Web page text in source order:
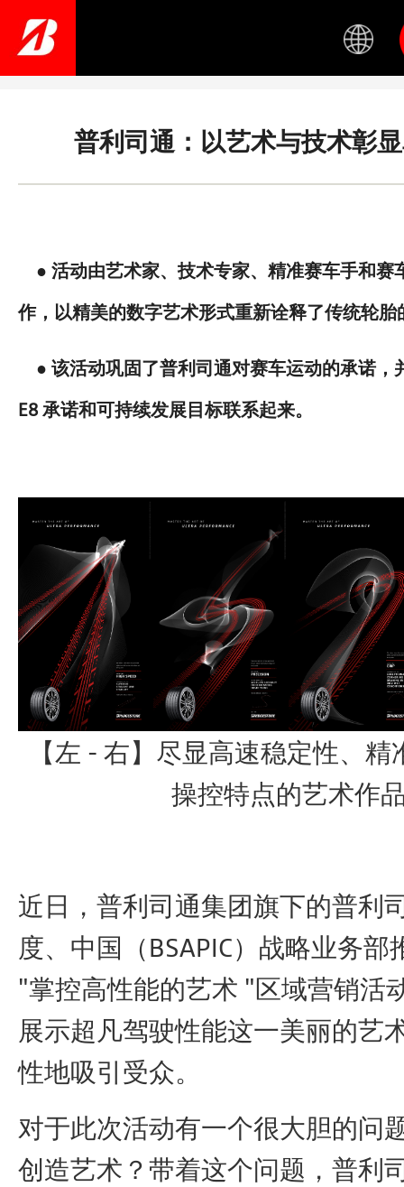
content
普利司通：以艺术与技术彰
● 活动由艺术家、技术专家、精准赛车手和赛
作，以精美的数字艺术形式重新诠释了传统轮胎
● 该活动巩固了普利司通对赛车运动的承诺，
E8 承诺和可持续发展目标联系起来。
【左 - 右】尽显高速稳定性、
操控特点的艺术作
近日，普利司通集团旗下的普利
度、中国（BSAPIC）战略业务部
"掌控高性能的艺术 "区域营销活
展示超凡驾驶性能这一美丽的艺
性地吸引受众。
对于此次活动有一个很大胆的问
创造艺术？带着这个问题，普利